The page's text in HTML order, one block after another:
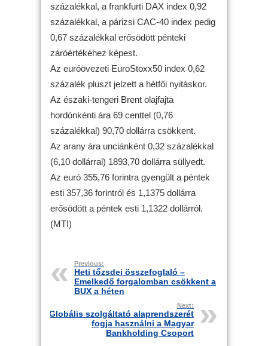
százalékkal, a frankfurti DAX index 0,92
százalékkal, a párizsi CAC-40 index pedig
0,67 százalékkal erősödött pénteki
záróértékéhez képest.
Az euróövezeti EuroStoxx50 index 0,62
százalék pluszt jelzett a hétfői nyitáskor.
Az északi-tengeri Brent olajfajta
hordónkénti ára 69 centtel (0,76
százalékkal) 90,70 dollárra csökkent.
Az arany ára unciánként 0,32 százalékkal
(6,10 dollárral) 1893,70 dollárra süllyedt.
Az euró 355,76 forintra gyengült a péntek
esti 357,36 forintról és 1,1375 dollárra
erősödött a péntek esti 1,1322 dollárról.
(MTI)
Previous:
Heti tőzsdei összefoglaló –
Emelkedő forgalomban csökkent a
BUX a héten
Next:
Globális szolgáltató alaprendszerét
fogja használni a Magyar
Bankholding Csoport